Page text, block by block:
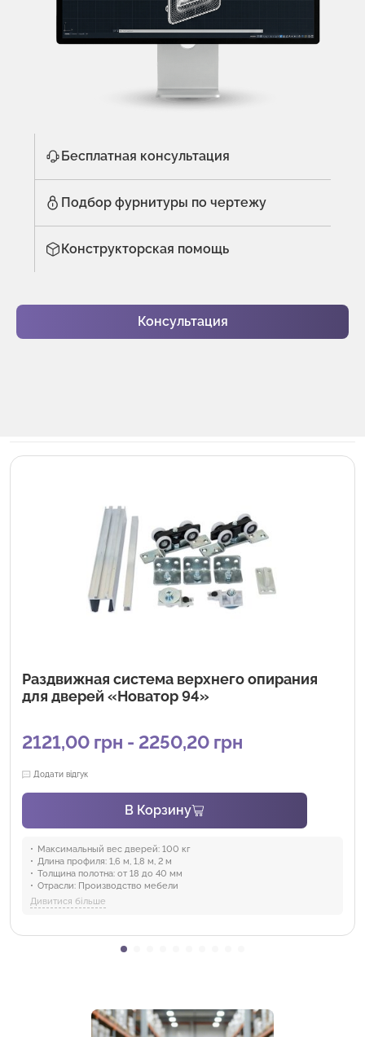
Бесплатная консультация
Подбор фурнитуры по чертежу
Конструкторская помощь
Консультация
Раздвижная система верхнего опирания
для дверей «Новатор 94»
2121,00 грн - 2250,20 грн
Додати відгук
В Корзину
Максимальный вес дверей: 100 кг
Длина профиля: 1,6 м, 1,8 м, 2 м
Толщина полотна: от 18 до 40 мм
Отрасли: Производство мебели
Предназначение:
Защита от воды:
Дивитися більше